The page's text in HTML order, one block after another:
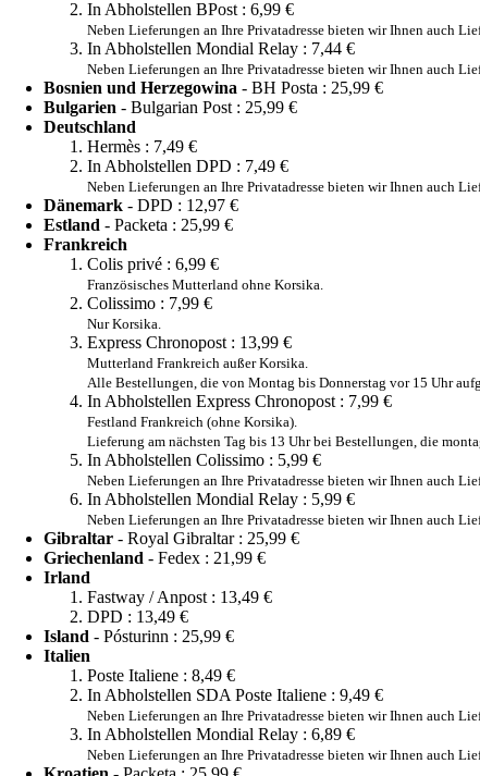
In Abholstellen BPost : 6,99 €
Neben Lieferungen an Ihre Privatadresse bieten wir Ihnen auch
In Abholstellen Mondial Relay : 7,44 €
Neben Lieferungen an Ihre Privatadresse bieten wir Ihnen auch
Bosnien und Herzegowina - BH Posta : 25,99 €
Bulgarien - Bulgarian Post : 25,99 €
Deutschland
Hermès : 7,49 €
In Abholstellen DPD : 7,49 €
Neben Lieferungen an Ihre Privatadresse bieten wir Ihnen auch
Dänemark - DPD : 12,97 €
Estland - Packeta : 25,99 €
Frankreich
Colis privé : 6,99 €
Französisches Mutterland ohne Korsika.
Colissimo : 7,99 €
Nur Korsika.
Express Chronopost : 13,99 €
Mutterland Frankreich außer Korsika.
Alle Bestellungen, die von Montag bis Donnerstag vor 15 Uhr
In Abholstellen Express Chronopost : 7,99 €
Festland Frankreich (ohne Korsika).
Lieferung am nächsten Tag bis 13 Uhr bei Bestellungen, die
In Abholstellen Colissimo : 5,99 €
Neben Lieferungen an Ihre Privatadresse bieten wir Ihnen auch
In Abholstellen Mondial Relay : 5,99 €
Neben Lieferungen an Ihre Privatadresse bieten wir Ihnen auch
Gibraltar - Royal Gibraltar : 25,99 €
Griechenland - Fedex : 21,99 €
Irland
Fastway / Anpost : 13,49 €
DPD : 13,49 €
Island - Pósturinn : 25,99 €
Italien
Poste Italiene : 8,49 €
In Abholstellen SDA Poste Italiene : 9,49 €
Neben Lieferungen an Ihre Privatadresse bieten wir Ihnen auch
In Abholstellen Mondial Relay : 6,89 €
Neben Lieferungen an Ihre Privatadresse bieten wir Ihnen auch